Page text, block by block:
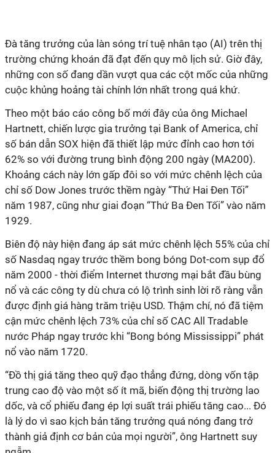
Đà tăng trưởng của làn sóng trí tuệ nhân tạo (AI) trên thị
trường chứng khoán đã đạt đến quy mô lịch sử. Giờ đây,
những con số đang dần vượt qua các cột mốc của những
cuộc khủng hoảng tài chính lớn nhất trong quá khứ.
Theo một báo cáo công bố mới đây của ông Michael
Hartnett, chiến lược gia trưởng tại Bank of America, chỉ
số bán dẫn SOX hiện đã thiết lập mức đỉnh cao hơn tới
62% so với đường trung bình động 200 ngày (MA200).
Khoảng cách này lớn gấp đôi so với mức chênh lệch của
chỉ số Dow Jones trước thềm ngày “Thứ Hai Đen Tối”
năm 1987, cũng như giai đoạn “Thứ Ba Đen Tối” vào năm
1929.
Biên độ này hiện đang áp sát mức chênh lệch 55% của chỉ
số Nasdaq ngay trước thềm bong bóng Dot-com sụp đổ
năm 2000 - thời điểm Internet thương mại bắt đầu bùng
nổ và các công ty dù chưa có lộ trình sinh lời rõ ràng vẫn
được định giá hàng trăm triệu USD. Thậm chí, nó đã tiệm
cận mức chênh lệch 73% của chỉ số CAC All Tradable
nước Pháp ngay trước khi “Bong bóng Mississippi” phát
nổ vào năm 1720.
“Đồ thị giá tăng theo quỹ đạo thẳng đứng, dòng vốn tập
trung cao độ vào một số ít mã, biến động thị trường lao
dốc, và cổ phiếu đang ép lợi suất trái phiếu tăng cao... Đó
là lý do vì sao kịch bản tăng trưởng quá nóng đang trở
thành giả định cơ bản của mọi người”, ông Hartnett suy